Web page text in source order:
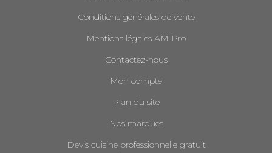
Conditions générales de vente
Mentions légales AM Pro
Contactez-nous
Mon compte
Plan du site
Nos marques
Devis cuisine professionnelle gratuit